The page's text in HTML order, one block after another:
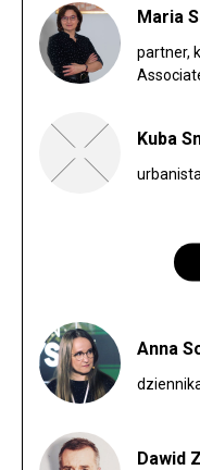
Maria
partner,
Kuba
Anna
Dawid